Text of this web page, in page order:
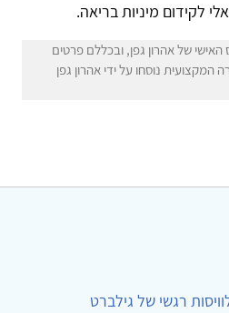
לקידום מיניות בריאה.
של אהרון גפן, ובכללם פרטים
נוסחו על ידי אהרון גפן
רגשי של גילברט